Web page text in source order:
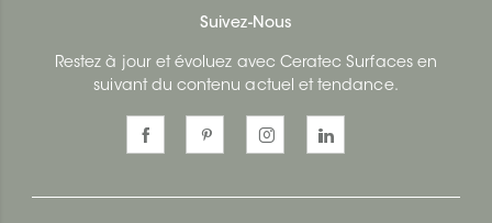
Suivez-Nous
Restez à jour et évoluez avec Ceratec Surfaces en
suivant du contenu actuel et tendance.